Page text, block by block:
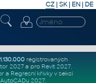
CZ | SK| EN | DE
1.130.000registrovaných
2027a pro Revit 2027.
a Regresní křivkyv sekci
2027.